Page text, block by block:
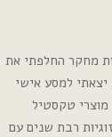
מחקר החלפתי את
למסע אישי
מוצרי טקסטיל
רבת שנים עם